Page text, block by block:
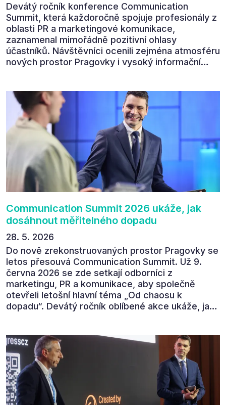
Devátý ročník konference Communication
Summit, která každoročně spojuje profesionály z
oblasti PR a marketingové komunikace,
zaznamenal mimořádně pozitivní ohlasy
účastníků. Návštěvníci ocenili zejména atmosféru
nových prostor Pragovky i vysoký informační
zúčastnit i příštího ročníku. „Příjemná konference,
výborný program, hezké prostory, Daniel Stach
absolutně nejlepší moderátor!!!“ Tak shrnul
Communication Summit jeden z 330 účastníků ve
své zpětné vazbě. Ta potvrdila, co bylo slyšet i
cítit po celý 9. červen v Pragovce – že ročník s
tématem „Od chaosu k dopadu“ se skutečně
povedl.
Communication Summit 2026 ukáže, jak
dosáhnout měřitelného dopadu
28. 5. 2026
Do nově zrekonstruovaných prostor Pragovky se
letos přesouvá Communication Summit. Už 9.
června 2026 se zde setkají odborníci z
marketingu, PR a komunikace, aby společně
otevřeli letošní hlavní téma „Od chaosu k
dopadu“. Devátý ročník oblíbené akce ukáže, jak